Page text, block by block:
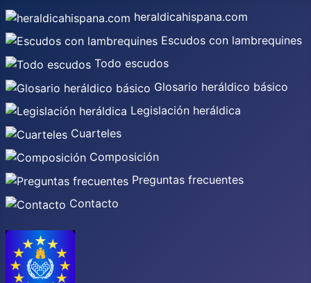
heraldicahispana.com
Escudos con lambrequines
Todo escudos
Glosario heráldico básico
Legislación heráldica
Cuarteles
Composición
Preguntas frecuentes
Contacto